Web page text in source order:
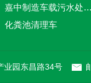
嘉中制造车载污水处理设备-环
化粪池清理车
业园东昌路34号